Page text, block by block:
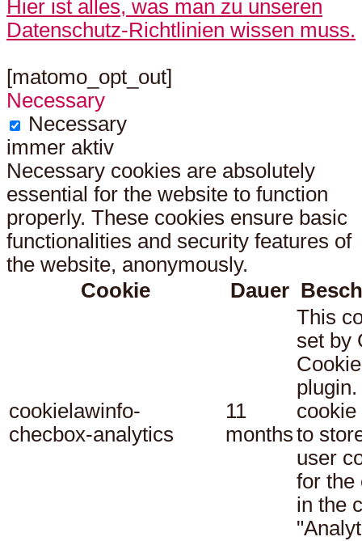
Hier ist alles, was man zu unseren
Datenschutz-Richtlinien wissen muss.
[matomo_opt_out]
Necessary
Necessary
immer aktiv
Necessary cookies are absolutely
essential for the website to function
properly. These cookies ensure basic
functionalities and security features of
the website, anonymously.
Cookie
Dauer
cookielawinfo-
checbox-analytics
11
months
This
set by
cookie
to
user
for the
in the